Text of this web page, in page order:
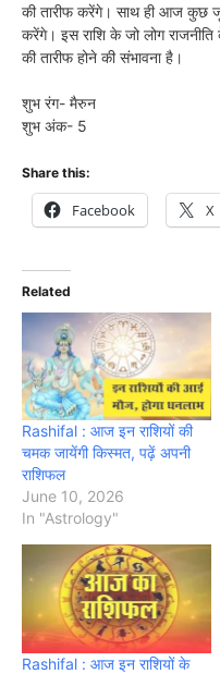
की तारीफ करेंगे। साथ ही आज कुछ
करेंगे। इस राशि के जो लोग
की तारीफ होने की संभावना है।
शुभ रंग- मैरुन
शुभ अंक- 5
Share this:
Facebook X
Related
Rashifal : आज इन राशियों की
चमक जायेंगी किस्मत, पढ़ें अपनी
राशिफल
June 10, 2026
In "Astrology"
Rashifal : आज इन राशियों के